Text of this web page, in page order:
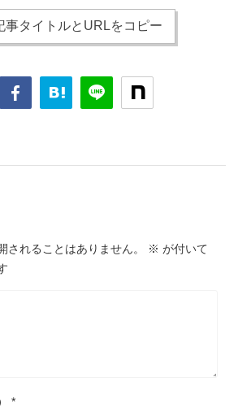
事タイトルとURLをコピー
されることはありません。 ※ が付いて
*